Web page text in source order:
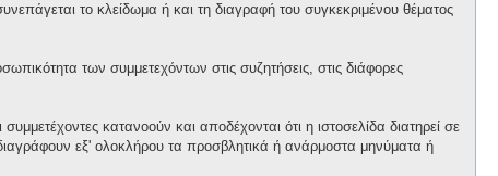
το κλείδωμα ή και τη διαγραφή του συγκεκριμένου θέματος
των συμμετεχόντων στις συζητήσεις, στις διάφορες
κατανοούν και αποδέχονται ότι η ιστοσελίδα διατηρεί σε
διαγράφουν εξ' ολοκλήρου τα προσβλητικά ή ανάρμοστα μηνύματα ή